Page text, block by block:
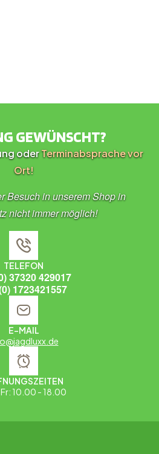
GEWÜNSCHT?
oderTerminabsprache vor
Ort!
Besuch in unserem Shop in
nicht immer möglich!
TELEFON
37320 429017
1723421557
E-MAIL
10.00 - 18.00